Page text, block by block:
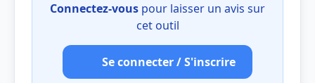
Connectez-vous pour laisser un avis sur
cet outil
Se connecter / S'inscrire